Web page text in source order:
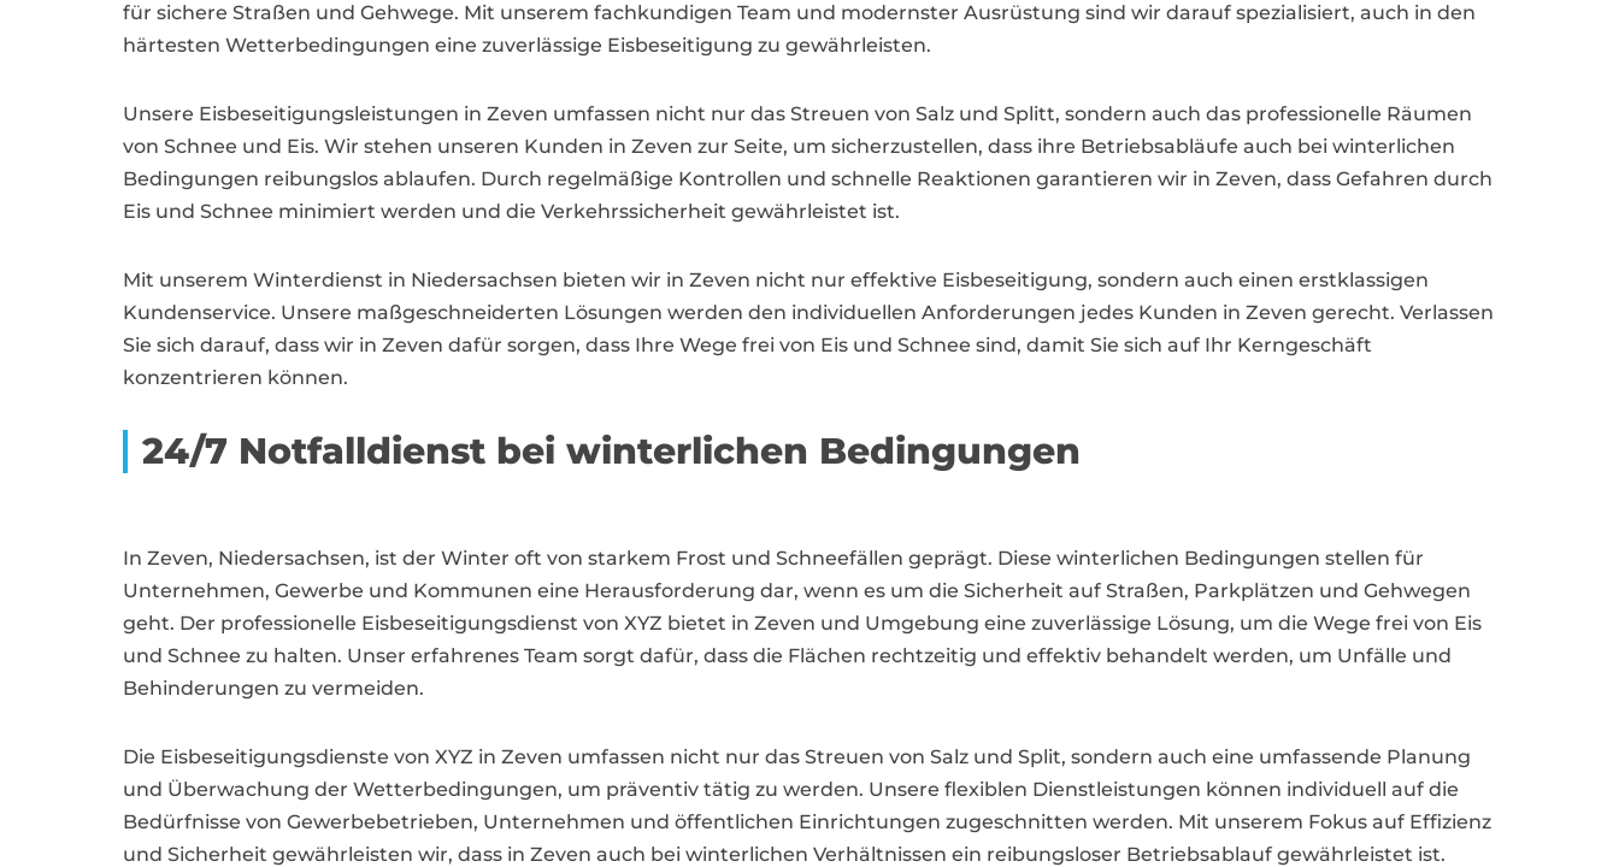
für sichere Straßen und Gehwege. Mit unserem fachkundigen Team und modernster Ausrüstung sind wir darauf spezialisiert, auch in den
härtesten Wetterbedingungen eine zuverlässige Eisbeseitigung zu gewährleisten.
Unsere Eisbeseitigungsleistungen in Zeven umfassen nicht nur das Streuen von Salz und Splitt, sondern auch das professionelle Räumen
von Schnee und Eis. Wir stehen unseren Kunden in Zeven zur Seite, um sicherzustellen, dass ihre Betriebsabläufe auch bei winterlichen
Bedingungen reibungslos ablaufen. Durch regelmäßige Kontrollen und schnelle Reaktionen garantieren wir in Zeven, dass Gefahren durch
Eis und Schnee minimiert werden und die Verkehrssicherheit gewährleistet ist.
Mit unserem Winterdienst in Niedersachsen bieten wir in Zeven nicht nur effektive Eisbeseitigung, sondern auch einen erstklassigen
Kundenservice. Unsere maßgeschneiderten Lösungen werden den individuellen Anforderungen jedes Kunden in Zeven gerecht. Verlassen
Sie sich darauf, dass wir in Zeven dafür sorgen, dass Ihre Wege frei von Eis und Schnee sind, damit Sie sich auf Ihr Kerngeschäft
konzentrieren können.
24/7 Notfalldienst bei winterlichen Bedingungen
In Zeven, Niedersachsen, ist der Winter oft von starkem Frost und Schneefällen geprägt. Diese winterlichen Bedingungen stellen für
Unternehmen, Gewerbe und Kommunen eine Herausforderung dar, wenn es um die Sicherheit auf Straßen, Parkplätzen und Gehwegen
geht. Der professionelle Eisbeseitigungsdienst von XYZ bietet in Zeven und Umgebung eine zuverlässige Lösung, um die Wege frei von Eis
und Schnee zu halten. Unser erfahrenes Team sorgt dafür, dass die Flächen rechtzeitig und effektiv behandelt werden, um Unfälle und
Behinderungen zu vermeiden.
Die Eisbeseitigungsdienste von XYZ in Zeven umfassen nicht nur das Streuen von Salz und Split, sondern auch eine umfassende Planung
und Überwachung der Wetterbedingungen, um präventiv tätig zu werden. Unsere flexiblen Dienstleistungen können individuell auf die
Bedürfnisse von Gewerbebetrieben, Unternehmen und öffentlichen Einrichtungen zugeschnitten werden. Mit unserem Fokus auf Effizienz
und Sicherheit gewährleisten wir, dass in Zeven auch bei winterlichen Verhältnissen ein reibungsloser Betriebsablauf gewährleistet ist.